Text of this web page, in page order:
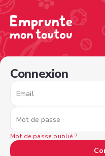
Connexion
Email
Mot de passe
Mot de passe oublié ?
/sign-